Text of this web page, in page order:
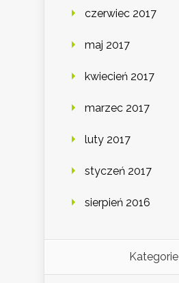
czerwiec 2017
maj 2017
kwiecień 2017
marzec 2017
luty 2017
styczeń 2017
sierpień 2016
Kategorie